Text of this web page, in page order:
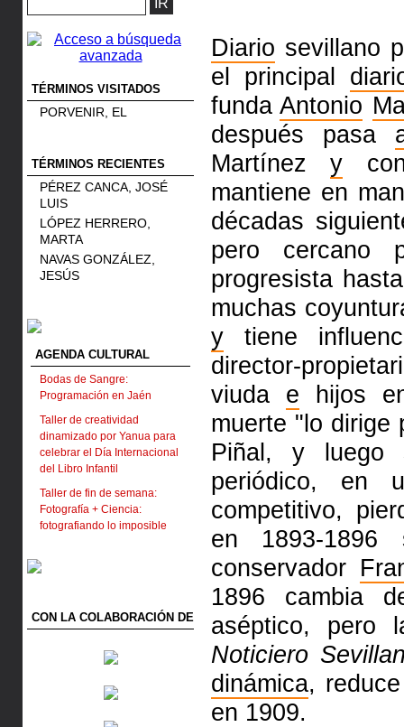
TÉRMINOS VISITADOS
PORVENIR, EL
TÉRMINOS RECIENTES
PÉREZ CANCA, JOSÉ
LUIS
LÓPEZ HERRERO,
MARTA
NAVAS GONZÁLEZ,
JESÚS
AGENDA CULTURAL
Bodas de Sangre:
Programación en Jaén
Taller de creatividad
dinamizado por Yanua para
celebrar el Día Internacional
del Libro Infantil
Taller de fin de semana:
Fotografía + Ciencia:
fotografiando lo imposible
CON LA COLABORACIÓN DE
Diario sevillano
el principal
fundaAntonio
después pasa
Martínezy
mantiene en
décadas
pero cercano
progresista
muchas
y tiene
director-
viuda e hijos
muerte "lo
Piñal, y luego
periódico, en
competitivo,
en 1893-
conservador
1896 cambia
aséptico, pero
Noticiero
dinámica,
en 1909.